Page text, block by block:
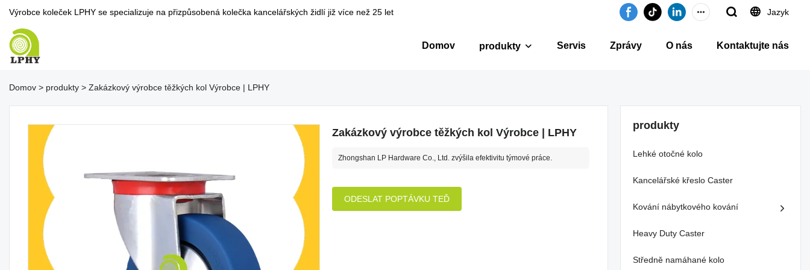
Výrobce koleček LPHY se specializuje na přizpůsobená kolečka kancelářských židlí již více než 25 let Jazyk
Domov produkty Servis Zprávy O nás Kontaktujte nás
Domov > produkty > Zakázkový výrobce těžkých kol Výrobce | LPHY
Zakázkový výrobce těžkých kol Výrobce | LPHY
Zhongshan LP Hardware Co., Ltd. zvýšila efektivitu týmové práce.
ODESLAT POPTÁVKU TEĎ
produkty
Lehké otočné kolo
Kancelářské křeslo Caster
Kování nábytkového kování
Heavy Duty Caster
Středně namáhané kolo